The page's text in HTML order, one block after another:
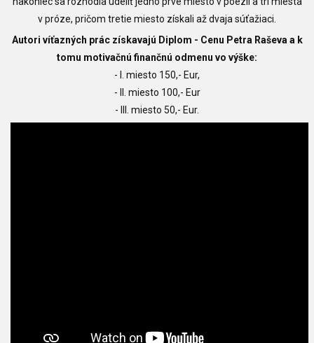
v próze, pričom tretie miesto získali až dvaja súťažiaci.
Autori víťazných prác získavajú Diplom - Cenu Petra Raševa a k
tomu motivačnú finančnú odmenu vo výške:
- I. miesto 150,- Eur,
- II. miesto 100,- Eur
- III. miesto 50,- Eur.